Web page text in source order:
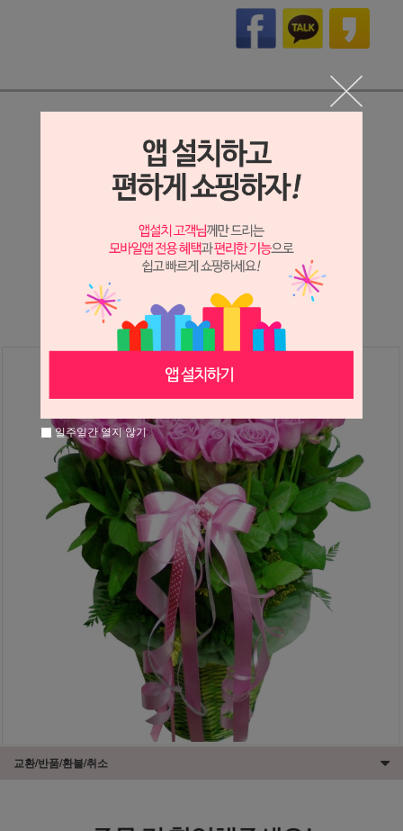
상세정보 새창 열기
상세 정보를 확대해 보실 수 있습니다.
※ 필독해주세요 ※
는 시세 변동에 따라 가격이 달라질 수 있으니
문의 후 주문 바랍니다.
교환/반품/환불/취소
일주일간 열지 않기